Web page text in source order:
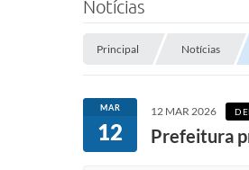
SEMED
Processo de Contratação
Concursos e
Notícias
Principal Notícias
MAR
12
12 MAR 2026
Prefeitura